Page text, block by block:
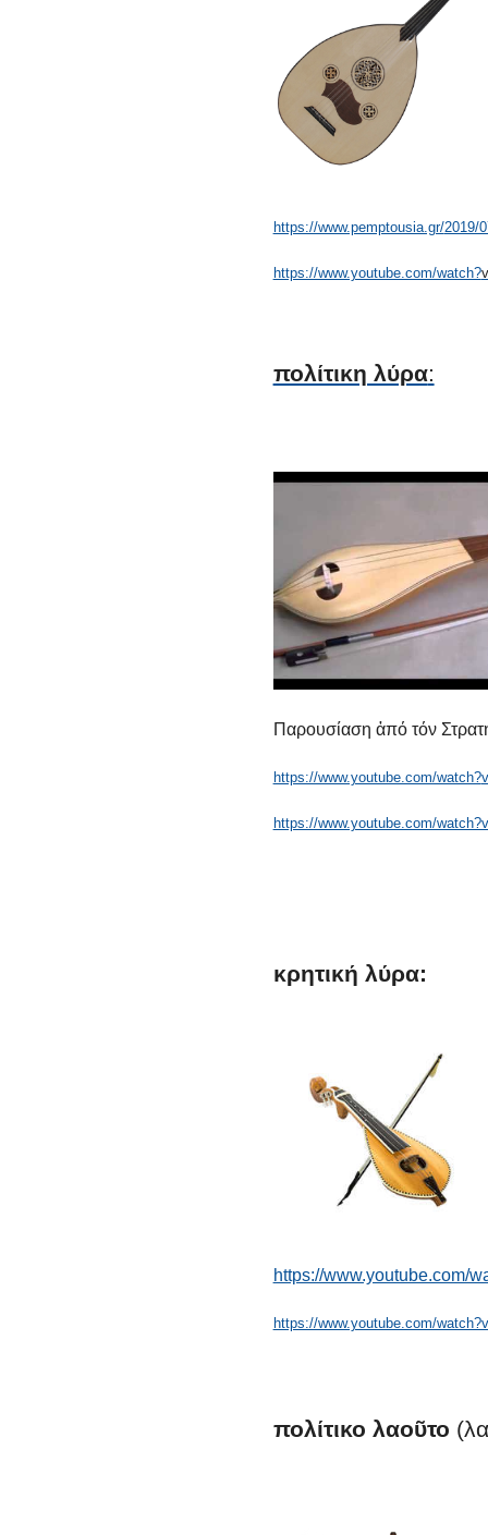
https://www.pemptousia.gr/2019/
https://www.youtube.com/watch?
πολίτικη λύρα:
Παρουσίαση ἀπό τόν
https://www.youtube.com/watch?
https://www.youtube.com/
κρητική λύρα:
https://www.youtube.com/
https://www.youtube.com/
πολίτικο λαοῦτο